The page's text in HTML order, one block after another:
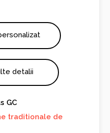
detalii
GC
traditionale de